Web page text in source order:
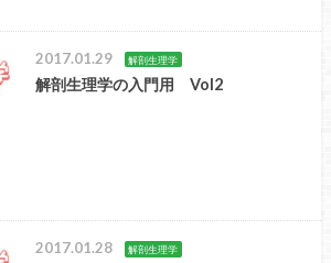
2017.01.29 解剖生理学
解剖生理学の入門用 Vol2
2017.01.28 解剖生理学